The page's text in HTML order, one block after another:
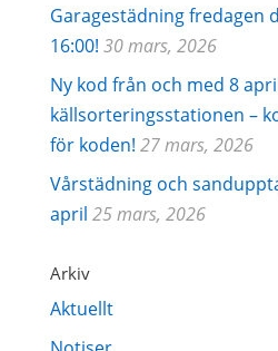
Garagestädning fredagen
16:00! 30 mars, 2026
Ny kod från och med 8
källsorteringsstationen –
för koden! 27 mars, 2026
Vårstädning och
april 25 mars, 2026
Arkiv
Aktuellt